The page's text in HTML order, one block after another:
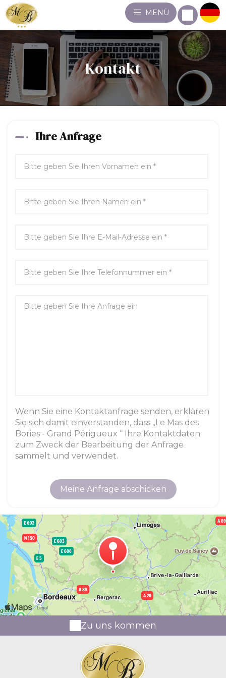
MENÜ
Kontakt
Ihre Anfrage
Wenn Sie eine Kontaktanfrage senden, erklären
Sie sich damit einverstanden, dass „Le Mas des
Bories - Grand Périgueux “ Ihre Kontaktdaten
zum Zweck der Bearbeitung der Anfrage
sammelt und verwendet.
Zu uns kommen